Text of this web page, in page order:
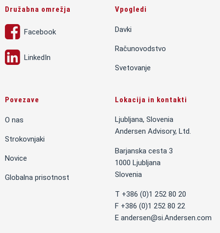
Družabna omrežja
Facebook
LinkedIn
Vpogledi
Davki
Računovodstvo
Svetovanje
Povezave
O nas
Strokovnjaki
Novice
Globalna prisotnost
Lokacija in kontakti
Ljubljana, Slovenia
Andersen Advisory, Ltd.
Barjanska cesta 3
1000 Ljubljana
Slovenia
T +386 (0)1 252 80 20
F +386 (0)1 252 80 22
E andersen@si.Andersen.com